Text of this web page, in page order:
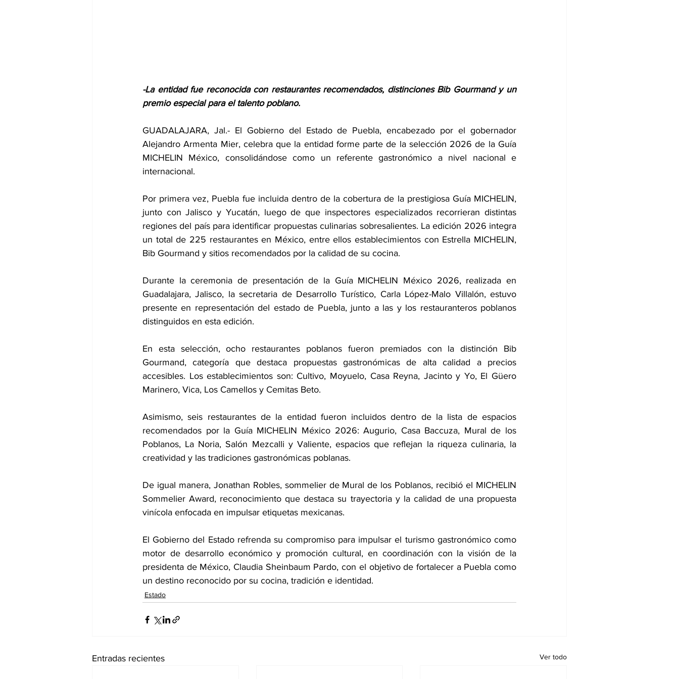
-La entidad fue reconocida con restaurantes recomendados, distinciones Bib Gourmand y un
premio especial para el talento poblano.
GUADALAJARA, Jal.- El Gobierno del Estado de Puebla, encabezado por el gobernador
Alejandro Armenta Mier, celebra que la entidad forme parte de la selección 2026 de la Guía
MICHELIN México, consolidándose como un referente gastronómico a nivel nacional e
internacional.
Por primera vez, Puebla fue incluida dentro de la cobertura de la prestigiosa Guía MICHELIN,
junto con Jalisco y Yucatán, luego de que inspectores especializados recorrieran distintas
regiones del país para identificar propuestas culinarias sobresalientes. La edición 2026 integra
un total de 225 restaurantes en México, entre ellos establecimientos con Estrella MICHELIN,
Bib Gourmand y sitios recomendados por la calidad de su cocina.
Durante la ceremonia de presentación de la Guía MICHELIN México 2026, realizada en
Guadalajara, Jalisco, la secretaria de Desarrollo Turístico, Carla López-Malo Villalón, estuvo
presente en representación del estado de Puebla, junto a las y los restauranteros poblanos
distinguidos en esta edición.
En esta selección, ocho restaurantes poblanos fueron premiados con la distinción Bib
Gourmand, categoría que destaca propuestas gastronómicas de alta calidad a precios
accesibles. Los establecimientos son: Cultivo, Moyuelo, Casa Reyna, Jacinto y Yo, El Güero
Marinero, Vica, Los Camellos y Cemitas Beto.
Asimismo, seis restaurantes de la entidad fueron incluidos dentro de la lista de espacios
recomendados por la Guía MICHELIN México 2026: Augurio, Casa Baccuza, Mural de los
Poblanos, La Noria, Salón Mezcalli y Valiente, espacios que reflejan la riqueza culinaria, la
creatividad y las tradiciones gastronómicas poblanas.
De igual manera, Jonathan Robles, sommelier de Mural de los Poblanos, recibió el MICHELIN
Sommelier Award, reconocimiento que destaca su trayectoria y la calidad de una propuesta
vinícola enfocada en impulsar etiquetas mexicanas.
El Gobierno del Estado refrenda su compromiso para impulsar el turismo gastronómico como
motor de desarrollo económico y promoción cultural, en coordinación con la visión de la
presidenta de México, Claudia Sheinbaum Pardo, con el objetivo de fortalecer a Puebla como
un destino reconocido por su cocina, tradición e identidad.
Estado
Entradas recientes Ver todo